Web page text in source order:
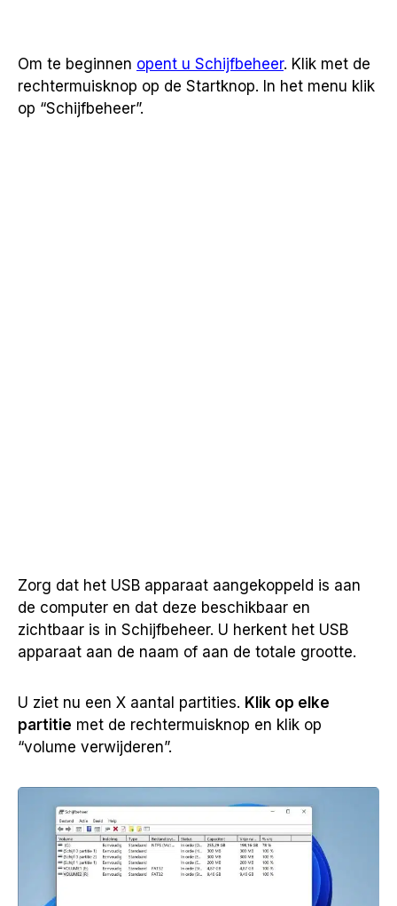
Om te beginnen opent u Schijfbeheer. Klik met de
rechtermuisknop op de Startknop. In het menu klik
op “Schijfbeheer”.
Zorg dat het USB apparaat aangekoppeld is aan
de computer en dat deze beschikbaar en
zichtbaar is in Schijfbeheer. U herkent het USB
apparaat aan de naam of aan de totale grootte.
U ziet nu een X aantal partities. Klik op elke
partitie met de rechtermuisknop en klik op
“volume verwijderen”.